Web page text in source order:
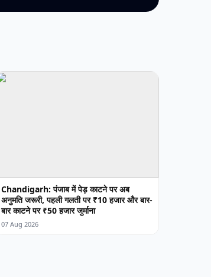
Chandigarh: पंजाब में पेड़ काटने पर अब
अनुमति जरूरी, पहली गलती पर ₹10 हजार और बार-
बार काटने पर ₹50 हजार जुर्माना
07 Aug 2026